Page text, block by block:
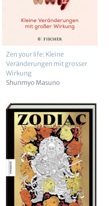
Zen your life: Kleine
Veränderungen mit grosser
Wirkung
Shunmyo Masuno